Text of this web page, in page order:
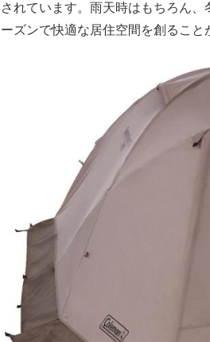
されています。雨天時はもちろん
ーズンで快適な居住空間を創ること